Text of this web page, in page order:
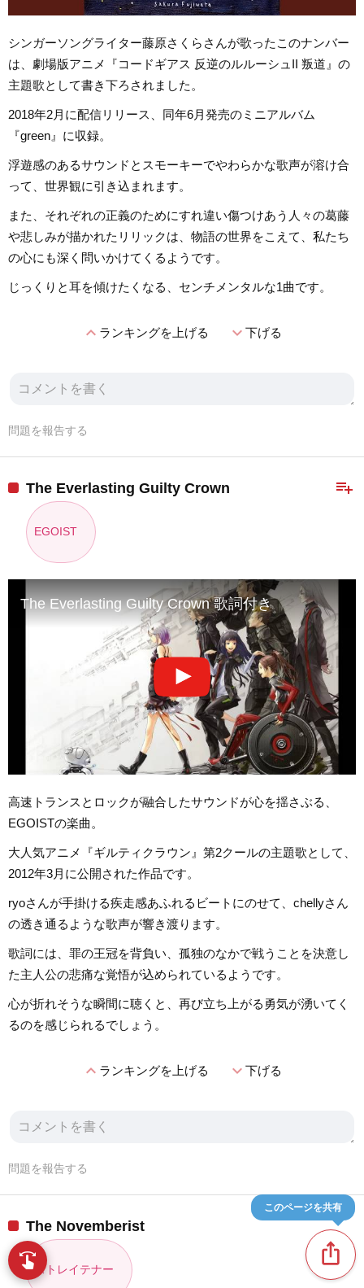
シンガーソングライター藤原さくらさんが歌ったこのナンバー
は、劇場版アニメ『コードギアス 反逆のルルーシュII 叛道』の
主題歌として書き下ろされました。
2018年2月に配信リリース、同年6月発売のミニアルバム
『green』に収録。
浮遊感のあるサウンドとスモーキーでやわらかな歌声が溶け合
って、世界観に引き込まれます。
また、それぞれの正義のためにすれ違い傷つけあう人々の葛藤
や悲しみが描かれたリリックは、物語の世界をこえて、私たち
の心にも深く問いかけてくるようです。
じっくりと耳を傾けたくなる、センチメンタルな1曲です。
expand_lessランキングを上げる expand_more下げる
問題を報告する
playlist_add
The Everlasting Guilty Crown
EGOIST
The Everlasting Guilty Crown 歌詞付き
高速トランスとロックが融合したサウンドが心を揺さぶる、
EGOISTの楽曲。
大人気アニメ『ギルティクラウン』第2クールの主題歌として、
2012年3月に公開された作品です。
ryoさんが手掛ける疾走感あふれるビートにのせて、chellyさん
の透き通るような歌声が響き渡ります。
歌詞には、罪の王冠を背負い、孤独のなかで戦うことを決意し
た主人公の悲痛な覚悟が込められているようです。
心が折れそうな瞬間に聴くと、再び立ち上がる勇気が湧いてく
るのを感じられるでしょう。
expand_lessランキングを上げる expand_more下げる
問題を報告する
The Novemberist
ストレイテナー
ios_share
このページを共有
swipe 指先で音楽をブラウズ